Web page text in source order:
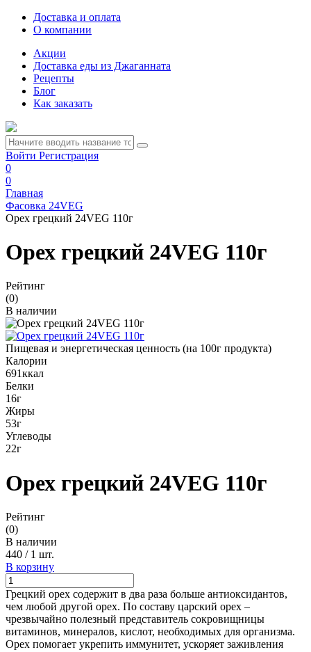
Доставка и оплата
О компании
Акции
Доставка еды из Джаганната
Рецепты
Блог
Как заказать
Войти Регистрация
0
0
Главная
Фасовка 24VEG
Орех грецкий 24VEG 110г
Орех грецкий 24VEG 110г
Рейтинг
(0)
В наличии
Пищевая и энергетическая ценность (на 100г продукта)
Калории
691ккал
Белки
16г
Жиры
53г
Углеводы
22г
Орех грецкий 24VEG 110г
Рейтинг
(0)
В наличии
440 / 1 шт.
В корзину
Грецкий орех содержит в два раза больше антиоксидантов,
чем любой другой орех. По составу царский орех –
чрезвычайно полезный представитель сокровищницы
витаминов, минералов, кислот, необходимых для организма.
Орех помогает укрепить иммунитет, ускоряет заживления